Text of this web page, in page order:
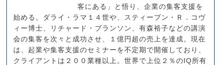
客にある」と悟り、企業の集客支援を
始める。ダライ・ラマ１４世や、スティーブン・Ｒ．コヴ
ィー博士、リチャード・ブランソン、有森裕子などの講演
会の集客を次々と成功させ、１億円超の売上を達成。現在
は、起業や集客支援のセミナーを不定期で開催しており、
クライアントは２００業種以上。世界で上位２％のIQ所有